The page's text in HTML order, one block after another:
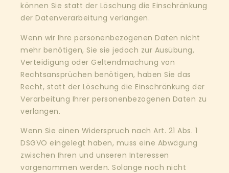
können Sie statt der Löschung die Einschränkung
der Datenverarbeitung verlangen.
Wenn wir Ihre personenbezogenen Daten nicht
mehr benötigen, Sie sie jedoch zur Ausübung,
Verteidigung oder Geltendmachung von
Rechtsansprüchen benötigen, haben Sie das
Recht, statt der Löschung die Einschränkung der
Verarbeitung Ihrer personenbezogenen Daten zu
verlangen.
Wenn Sie einen Widerspruch nach Art. 21 Abs. 1
DSGVO eingelegt haben, muss eine Abwägung
zwischen Ihren und unseren Interessen
vorgenommen werden. Solange noch nicht